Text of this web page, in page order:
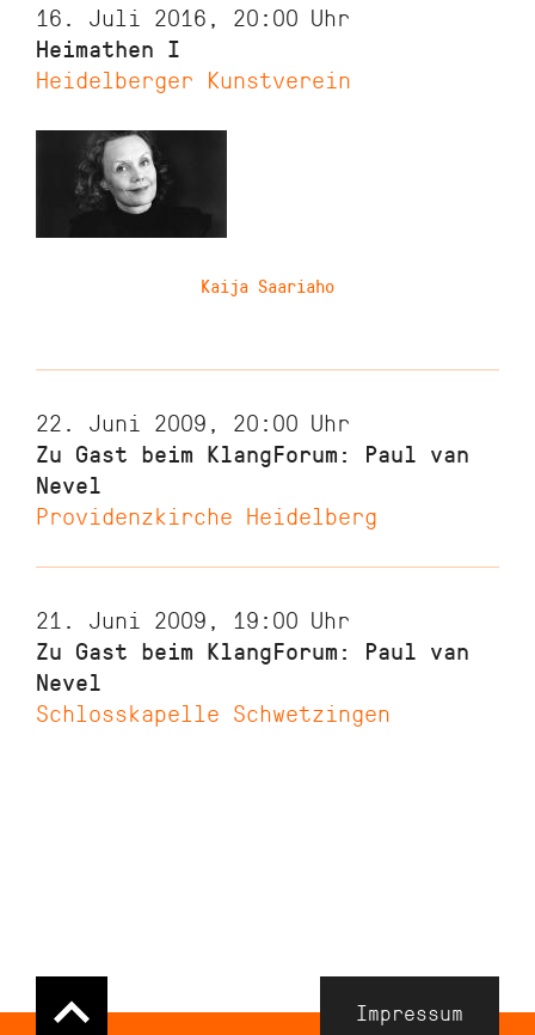
16. Juli 2016, 20:00 Uhr
Heimathen I
Heidelberger Kunstverein
Kaija Saariaho
22. Juni 2009, 20:00 Uhr
Zu Gast beim KlangForum: Paul van
Nevel
Providenzkirche Heidelberg
21. Juni 2009, 19:00 Uhr
Zu Gast beim KlangForum: Paul van
Nevel
Schlosskapelle Schwetzingen
Navigation
Impressum